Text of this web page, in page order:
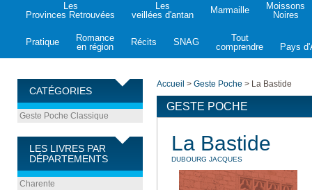
Les
Provinces Retrouvées
Les
veillées d'antan
Marmaille
Moissons
Noires
Pratique
Romance
en région
Récits SNAG
Tout
comprendre
Pays
CATÉGORIES
Geste Poche Classique
LES LIVRES PAR
DÉPARTEMENTS
Charente
Accueil > Geste Poche > La Bastide
GESTE POCHE
La Bastide
DUBOURG JACQUES